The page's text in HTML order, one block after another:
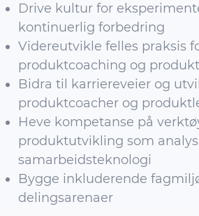
Drive kultur for
kontinuerlig forbedring
Videreutvikle felles praksis
produktcoaching og
Bidra til karriereveier og
produktcoacher og
Heve kompetanse på
produktutvikling som
samarbeidsteknologi
Bygge inkluderende
delingsarenaer